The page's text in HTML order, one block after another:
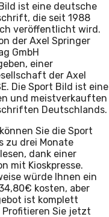
ist eine deutsche
die seit 1988
veröffentlicht wird.
der Axel Springer
GmbH
einer
der Axel
Die Sport Bild ist eine
und meistverkauften
Deutschlands.
Sie die Sport
zu drei Monate
dank einer
mit Kioskpresse.
würde Ihnen ein
kosten, aber
ist komplett
Profitieren Sie jetzt